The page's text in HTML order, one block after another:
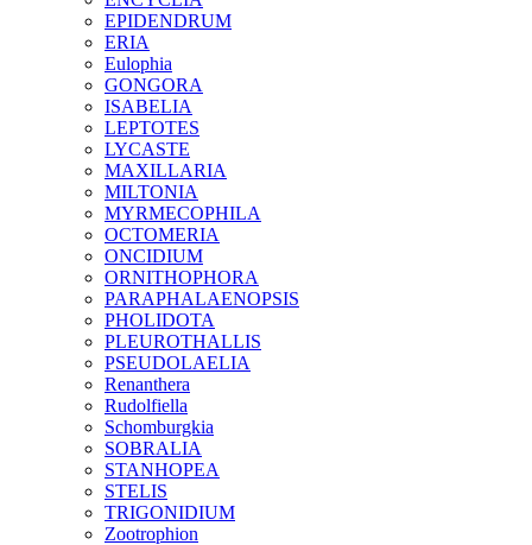
EPIDENDRUM
ERIA
Eulophia
GONGORA
ISABELIA
LEPTOTES
LYCASTE
MAXILLARIA
MILTONIA
MYRMECOPHILA
OCTOMERIA
ONCIDIUM
ORNITHOPHORA
PARAPHALAENOPSIS
PHOLIDOTA
PLEUROTHALLIS
PSEUDOLAELIA
Renanthera
Rudolfiella
Schomburgkia
SOBRALIA
STANHOPEA
STELIS
TRIGONIDIUM
Zootrophion